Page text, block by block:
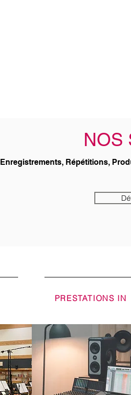
NOS
Enregistrements, Répétitions,
PRESTATIONS IN